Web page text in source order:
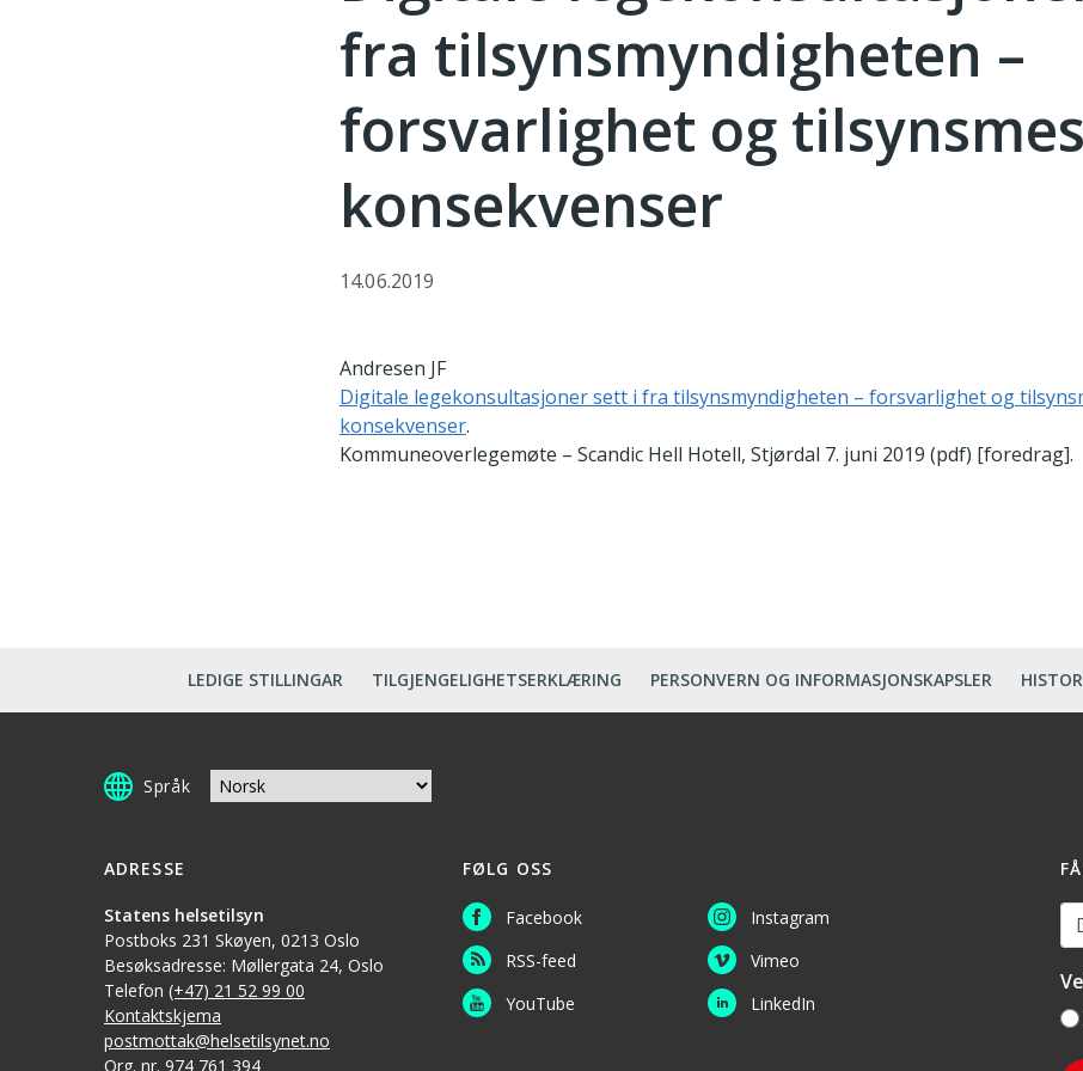
fra tilsynsmyndigheten –
forsvarlighet og
konsekvenser
14.06.2019
Andresen JF
Digitale legekonsultasjoner sett i fra tilsynsmyndigheten – forsvarlighet og
konsekvenser.
Kommuneoverlegemøte – Scandic Hell Hotell, Stjørdal 7. juni 2019 (pdf) [foredrag].
LEDIGE STILLINGAR TILGJENGELIGHETSERKLÆRING PERSONVERN OG INFORMASJONSKAPSLER
Språk
ADRESSE
Statens helsetilsyn
Postboks 231 Skøyen, 0213 Oslo
Besøksadresse: Møllergata 24, Oslo
Telefon (+47) 21 52 99 00
Kontaktskjema
postmottak@helsetilsynet.no
Org. nr. 974 761 394
FØLG OSS
Facebook
RSS-feed
YouTube
Instagram
Vimeo
LinkedIn